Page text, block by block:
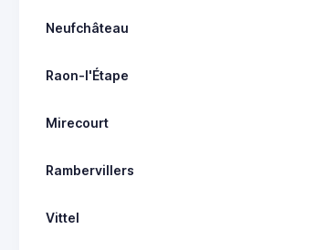
Neufchâteau
Raon-l'Étape
Mirecourt
Rambervillers
Vittel